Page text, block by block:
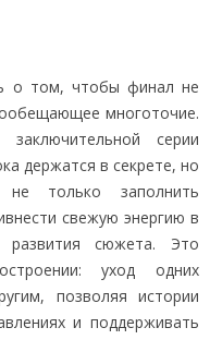
о том, чтобы финал не
многоточие.
серии
держатся в секрете, но
только заполнить
свежую энергию в
сюжета. Это
уход одних
позволяя истории
и поддерживать